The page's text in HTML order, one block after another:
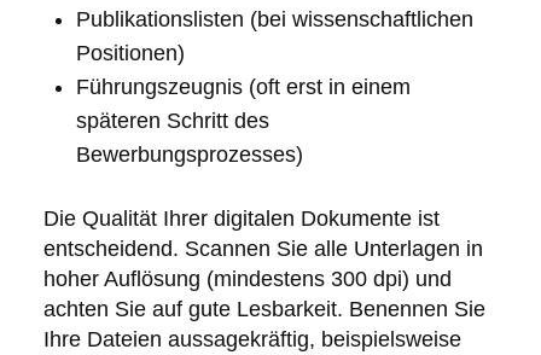
Publikationslisten (bei wissenschaftlichen
Positionen)
Führungszeugnis (oft erst in einem
späteren Schritt des
Bewerbungsprozesses)
Die Qualität Ihrer digitalen Dokumente ist
entscheidend. Scannen Sie alle Unterlagen in
hoher Auflösung (mindestens 300 dpi) und
achten Sie auf gute Lesbarkeit. Benennen Sie
Ihre Dateien aussagekräftig, beispielsweise